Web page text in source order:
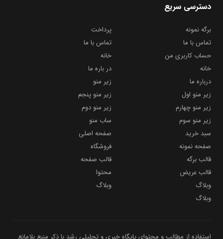
دسترسی سریع
برگه نمونه
پرداخت
تماس با ما
تماس با ما
حساب کاربری من
خانه
خانه
در باره ما
درباره ما
زیر منو
زیر منو اول
زیر منو پنجم
زیر منو چهارم
زیر منو دوم
زیر منو سوم
ساب منو
سبد خرید
صفحه اصلی
صفحه نمونه
فروشگاه
قالب برگه
قالب صفحه
قالب عریض
محتوا
وبلاگ
وبلاگ
وبلاگ